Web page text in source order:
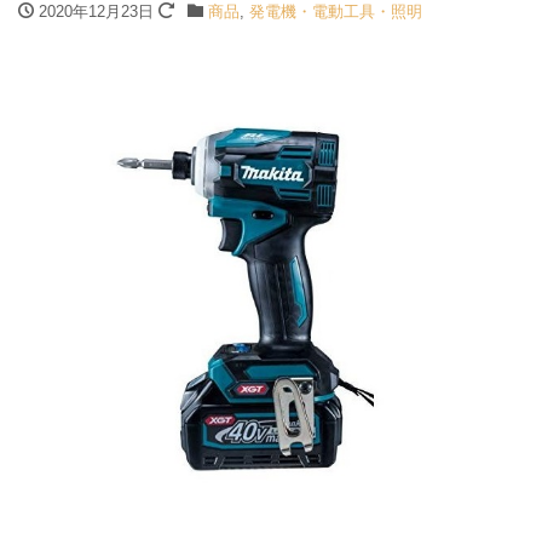
2020年12月23日 商品 発電機・電動工具・照明